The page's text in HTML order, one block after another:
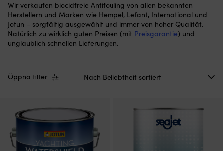
Wir verkaufen biocidfreie Antifouling von allen bekannten
Herstellern und Marken wie Hempel, Lefant, International und
Jotun – sorgfältig ausgewählt und immer von hoher Qualität.
Natürlich zu wirklich guten Preisen (mit Preisgarantie) und
unglaublich schnellen Lieferungen.
Öppna filter